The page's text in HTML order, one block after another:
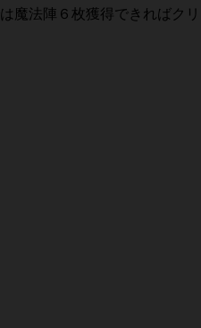
魔法陣６枚獲得できればク